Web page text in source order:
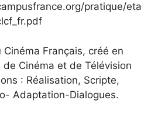
pratique/eta
Français, créé en
Cinéma et de Télévision
: Réalisation, Scripte,
Adaptation-Dialogues.